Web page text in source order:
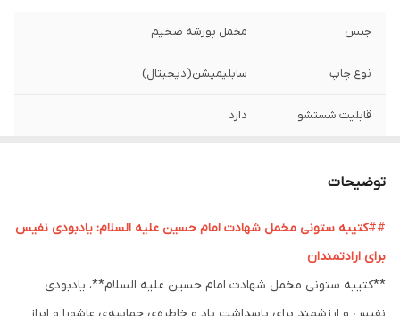
جنس مخمل پورشه ضخیم
نوع چاپ سابلیمیشن(دیجیتال)
قابلیت شستشو دارد
کشور
توضیحات
##کتیبه ستونی مخمل شهادت امام حسین علیه السلام: یادبودی نفیس
برای ارادتمندان
**کتیبه ستونی مخمل شهادت امام حسین علیه السلام**، یادبودی